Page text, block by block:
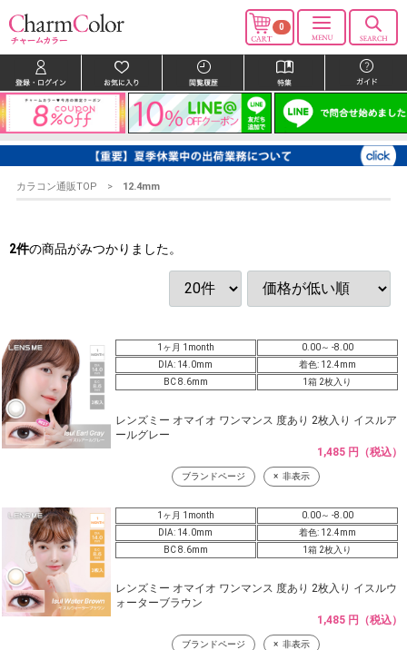
0
カラコン通販TOP 12.4mm
2件の商品がみつかりました。
1ヶ月 1month
0.00～ -8.00
DIA: 14.0mm
着色: 12.4mm
BC 8.6mm
1箱 2枚入り
レンズミー オマイオ ワンマンス 度あり 2枚入り イスルア
ールグレー
1,485 円（税込）
ブランドページ 非表示
1ヶ月 1month
0.00～ -8.00
DIA: 14.0mm
着色: 12.4mm
BC 8.6mm
1箱 2枚入り
レンズミー オマイオ ワンマンス 度あり 2枚入り イスルウ
ォーターブラウン
1,485 円（税込）
ブランドページ 非表示